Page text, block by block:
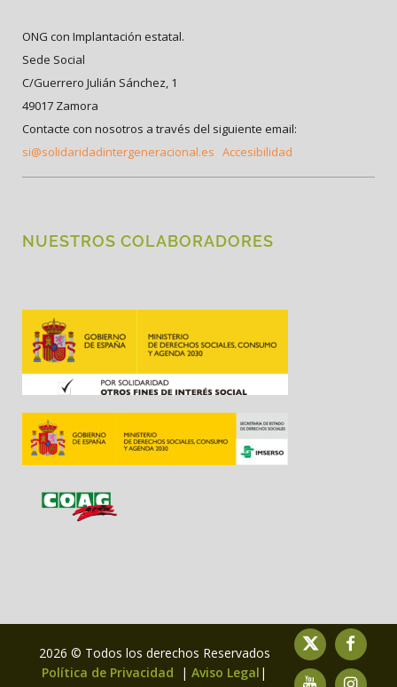
ONG con Implantación estatal.
Sede Social
C/Guerrero Julián Sánchez, 1
49017 Zamora
Contacte con nosotros a través del siguiente email:
si@solidaridadintergeneracional.es Accesibilidad
NUESTROS COLABORADORES
2026 © Todos los derechos Reservados
Política de Privacidad
| Aviso Legal |